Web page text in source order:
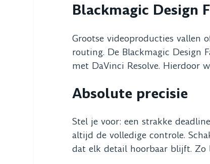
Blackmagic Design
Grootse videoproducties vallen
routing. De Blackmagic Design
met DaVinci Resolve. Hierdoor
Absolute precisie
Stel je voor: een strakke
altijd de volledige controle.
dat elk detail hoorbaar blijft. Zo